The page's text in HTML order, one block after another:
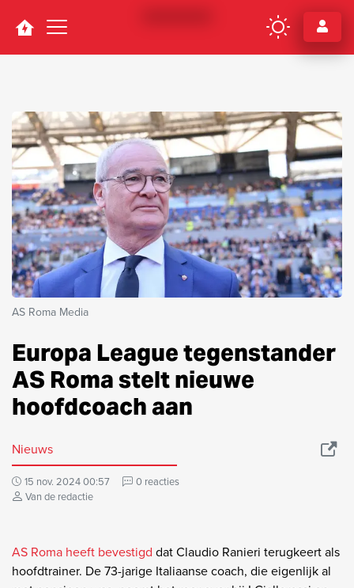
Navigation
AS Roma Media
Europa League tegenstander
AS Roma stelt nieuwe
hoofdcoach aan
Nieuws
15 nov. 2024 00:57
0 reacties
Van de redactie
AS Roma heeft bevestigd dat Claudio Ranieri terugkeert als
hoofdtrainer. De 73-jarige Italiaanse coach, die eigenlijk al